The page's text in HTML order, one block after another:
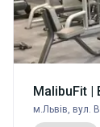
MalibuFit |
м.Львів, вул.